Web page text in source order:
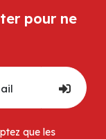
pour ne
que les